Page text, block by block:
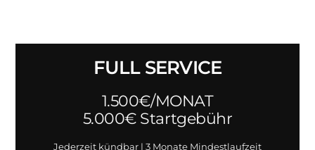
FULL SERVICE
1.500€/MONAT
5.000€ Startgebühr
Jederzeit kündbar | 3 Monate Mindestlaufzeit